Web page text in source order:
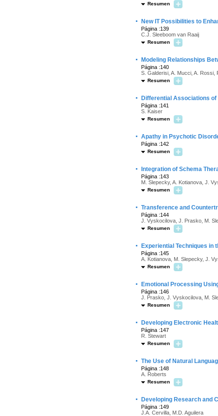
Resumen
· New IT Possibilities to
Página :139
C.J. Sleeboom van Raaij
Resumen
· Modeling Relationships
Página :140
S. Galderisi, A. Mucci, A. Rossi,
Resumen
· Differential Associations
Página :141
S. Kaiser
Resumen
· Apathy in Psychotic
Página :142
Resumen
· Integration of Schema
Página :143
M. Slepecky, A. Kotianova, J.
Resumen
· Transference and
Página :144
J. Vyskocilova, J. Prasko, M.
Resumen
· Experiential Techniques in
Página :145
A. Kotianova, M. Slepecky, J.
Resumen
· Emotional Processing
Página :146
J. Prasko, J. Vyskocilova, M.
Resumen
· Developing Electronic
Página :147
R. Stewart
Resumen
· The Use of Natural
Página :148
A. Roberts
Resumen
· Developing Research and
Página :149
J.A. Cervilla, M.D. Aguilera